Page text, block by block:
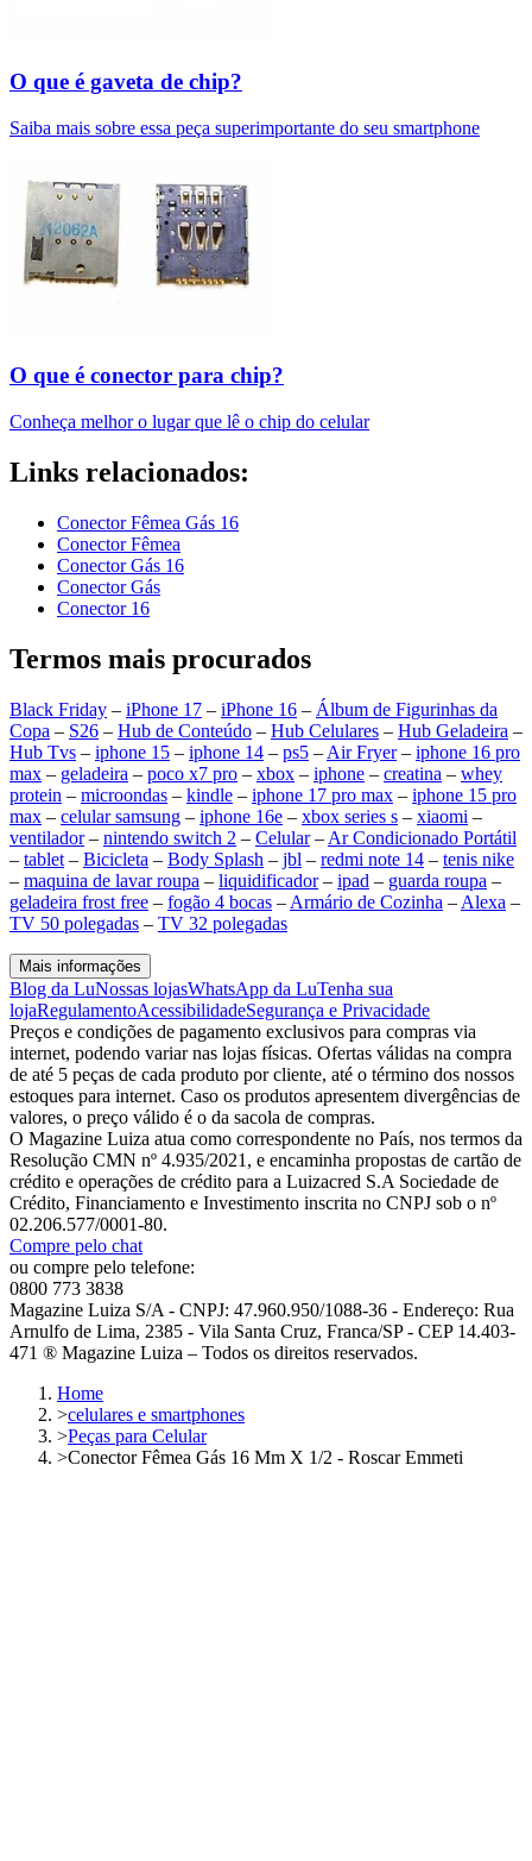
O que é gaveta de chip?
Saiba mais sobre essa peça superimportante do seu smartphone
O que é conector para chip?
Conheça melhor o lugar que lê o chip do celular
Links relacionados:
Conector Fêmea Gás 16
Conector Fêmea
Conector Gás 16
Conector Gás
Conector 16
Termos mais procurados
Black Friday – iPhone 17 – iPhone 16 – Álbum de Figurinhas da
Copa – S26 – Hub de Conteúdo – Hub Celulares – Hub Geladeira –
Hub Tvs – iphone 15 – iphone 14 – ps5 – Air Fryer– iphone 16 pro
max – geladeira – poco x7 pro – xbox – iphone – creatina – whey
protein – microondas – kindle – iphone 17 pro max – iphone 15 pro
max – celular samsung – iphone 16e – xbox series s – xiaomi –
ventilador– nintendo switch 2 – Celular– Ar Condicionado Portátil
– tablet – Bicicleta – Body Splash – jbl – redmi note 14 – tenis nike
– maquina de lavar roupa – liquidificador– ipad – guarda roupa –
geladeira frost free – fogão 4 bocas – Armário de Cozinha – Alexa –
TV 50 polegadas – TV 32 polegadas
Mais informações
Blog da LuNossas lojasWhatsApp da LuTenha sua
lojaRegulamentoAcessibilidadeSegurança e Privacidade
Preços e condições de pagamento exclusivos para compras via
internet, podendo variar nas lojas físicas. Ofertas válidas na compra
de até 5 peças de cada produto por cliente, até o término dos nossos
estoques para internet. Caso os produtos apresentem divergências de
valores, o preço válido é o da sacola de compras.
O Magazine Luiza atua como correspondente no País, nos termos da
Resolução CMN nº 4.935/2021, e encaminha propostas de cartão de
crédito e operações de crédito para a Luizacred S.A Sociedade de
Crédito, Financiamento e Investimento inscrita no CNPJ sob o nº
02.206.577/0001-80.
Compre pelo chat
ou compre pelo telefone:
0800 773 3838
Magazine Luiza S/A - CNPJ: 47.960.950/1088-36 - Endereço: Rua
Arnulfo de Lima, 2385 - Vila Santa Cruz, Franca/SP - CEP 14.403-
471 ® Magazine Luiza – Todos os direitos reservados.
Home
>celulares e smartphones
>Peças para Celular
>Conector Fêmea Gás 16 Mm X 1/2 - Roscar Emmeti